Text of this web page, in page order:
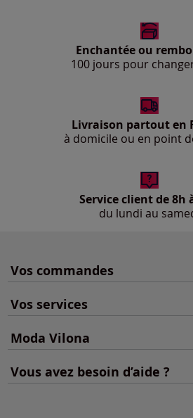
Enchantée ou
100 jours pour
Livraison partout en
à domicile ou en point
Service client de 8h
du lundi au
Vos commandes
Vos services
Moda Vilona
Vous avez besoin d’aide ?